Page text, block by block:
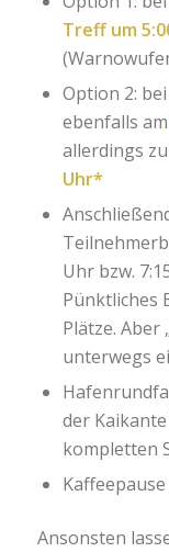
Treff um
Option 2:
ebenfalls am
allerdings
Uhr*
Uhr bzw.
Pünktliches
Plätze.
unterwegs
der
kompletten
Ansonsten